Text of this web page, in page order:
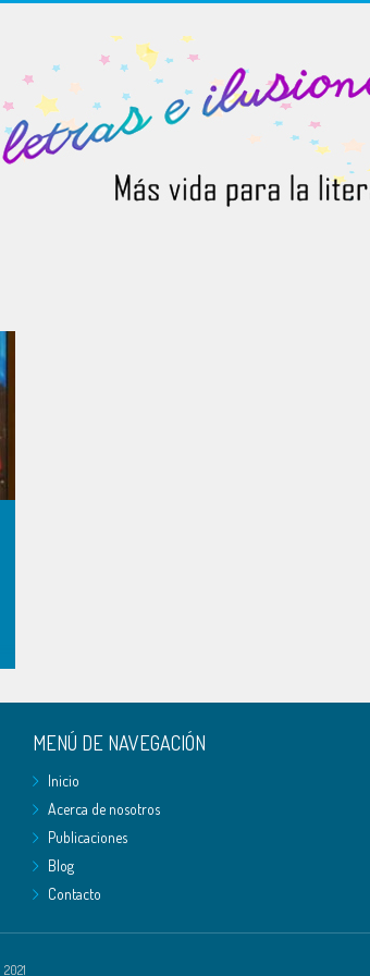
MENÚ DE NAVEGACIÓN
Inicio
Acerca de nosotros
Publicaciones
Blog
Contacto
2021